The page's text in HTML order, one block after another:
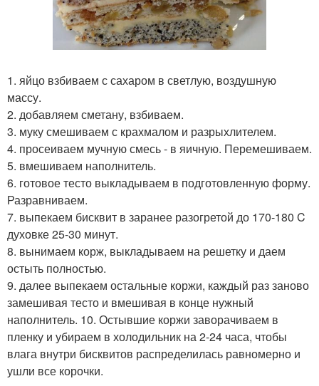
1. яйцо взбиваем с сахаром в светлую, воздушную
массу.
2. добавляем сметану, взбиваем.
3. муку смешиваем с крахмалом и разрыхлителем.
4. просеиваем мучную смесь - в яичную. Перемешиваем.
5. вмешиваем наполнитель.
6. готовое тесто выкладываем в подготовленную форму.
Разравниваем.
7. выпекаем бисквит в заранее разогретой до 170-180 C
духовке 25-30 минут.
8. вынимаем корж, выкладываем на решетку и даем
остыть полностью.
9. далее выпекаем остальные коржи, каждый раз заново
замешивая тесто и вмешивая в конце нужный
наполнитель. 10. Остывшие коржи заворачиваем в
пленку и убираем в холодильник на 2-24 часа, чтобы
влага внутри бисквитов распределилась равномерно и
ушли все корочки.